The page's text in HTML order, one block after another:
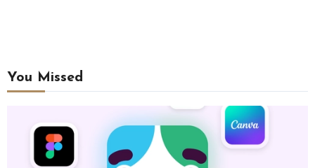
You Missed